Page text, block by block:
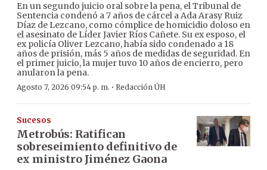
En un segundo juicio oral sobre la pena, el Tribunal de
Sentencia condenó a 7 años de cárcel a Ada Arasy Ruiz
Díaz de Lezcano, como cómplice de homicidio doloso en
el asesinato de Líder Javier Ríos Cañete. Su ex esposo, el
ex policía Oliver Lezcano, había sido condenado a 18
años de prisión, más 5 años de medidas de seguridad. En
el primer juicio, la mujer tuvo 10 años de encierro, pero
anularon la pena.
Agosto 7, 2026 09:54 p. m. · Redacción ÚH
Sucesos
Metrobús: Ratifican
sobreseimiento definitivo de
ex ministro Jiménez Gaona